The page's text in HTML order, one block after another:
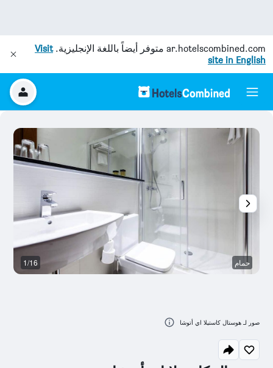
ar.hotelscombined.com متوفر أيضاً باللغة الإنجليزية.Visit
site in English
حمام 1/16
صور لـ هوستال كاستيلا اي أتوشا